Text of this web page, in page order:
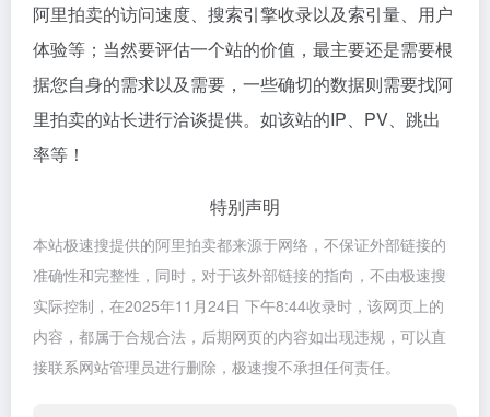
阿里拍卖的访问速度、搜索引擎收录以及索引量、用户
体验等；当然要评估一个站的价值，最主要还是需要根
据您自身的需求以及需要，一些确切的数据则需要找阿
里拍卖的站长进行洽谈提供。如该站的IP、PV、跳出
率等！
特别声明
本站极速搜提供的阿里拍卖都来源于网络，不保证外部链接的
准确性和完整性，同时，对于该外部链接的指向，不由极速搜
实际控制，在2025年11月24日 下午8:44收录时，该网页上的
内容，都属于合规合法，后期网页的内容如出现违规，可以直
接联系网站管理员进行删除，极速搜不承担任何责任。